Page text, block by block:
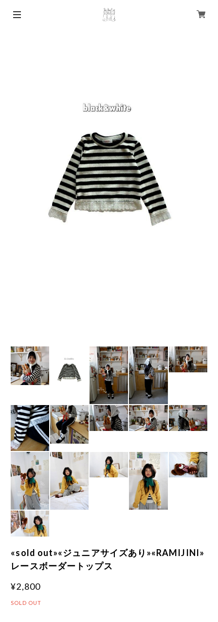
«sold out»«ジュニアサイズあり»«RAMIJINI»
レースボーダートップス
¥2,800
SOLD OUT